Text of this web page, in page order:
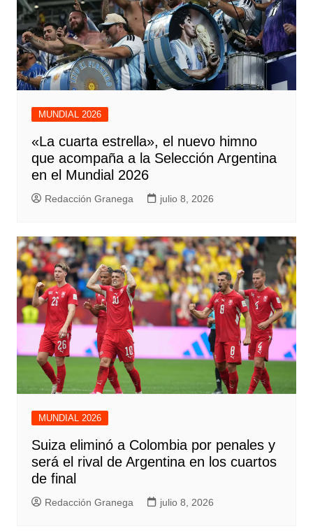
MUNDIAL 2026
«La cuarta estrella», el nuevo himno
que acompaña a la Selección Argentina
en el Mundial 2026
Redacción Granega julio 8, 2026
MUNDIAL 2026
Suiza eliminó a Colombia por penales y
será el rival de Argentina en los cuartos
de final
Redacción Granega julio 8, 2026